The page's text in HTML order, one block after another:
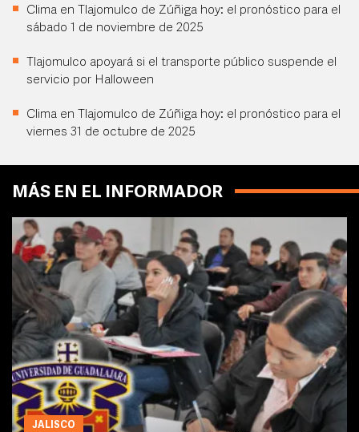
Clima en Tlajomulco de Zúñiga hoy: el pronóstico para el
sábado 1 de noviembre de 2025
Tlajomulco apoyará si el transporte público suspende el
servicio por Halloween
Clima en Tlajomulco de Zúñiga hoy: el pronóstico para el
viernes 31 de octubre de 2025
MÁS EN EL INFORMADOR
JALISCO